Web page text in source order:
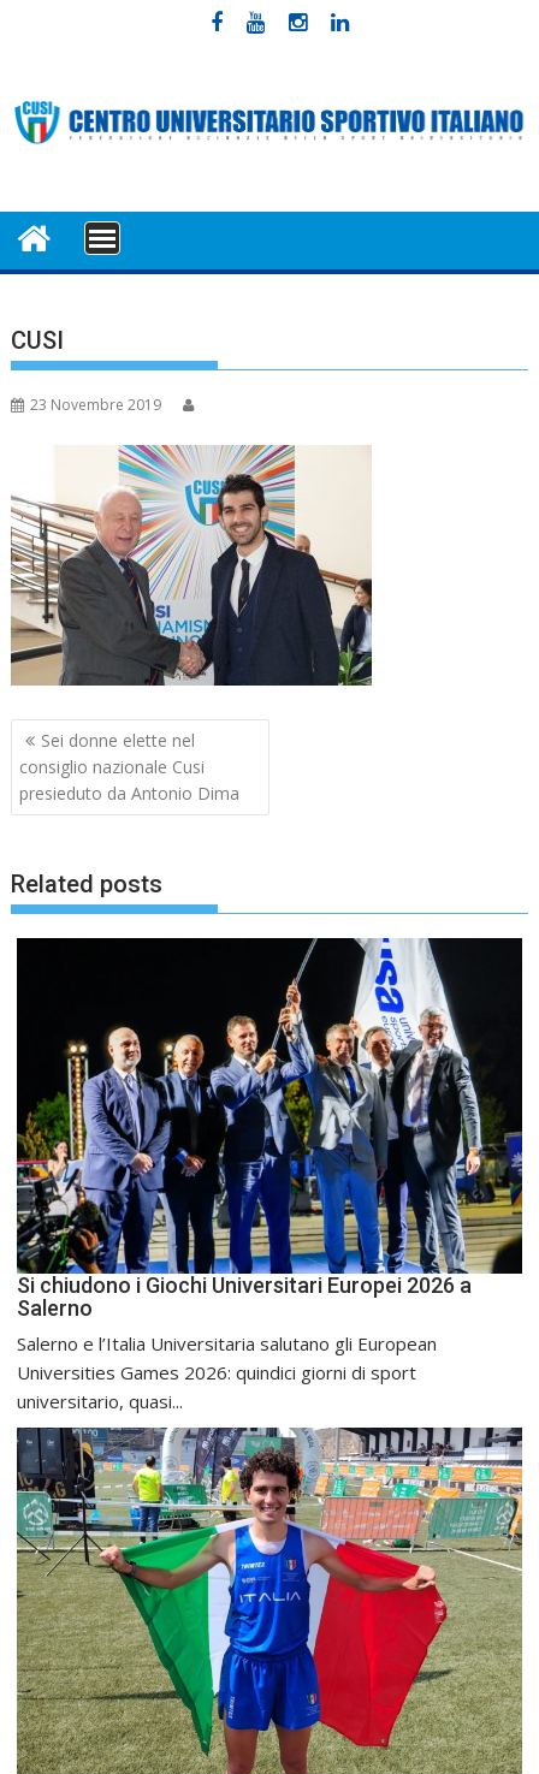
MENU
CUSI
23 Novembre 2019
Navigazione
articoli
Sei donne elette nel
consiglio nazionale Cusi
presieduto da Antonio Dima
Related posts
Si chiudono i Giochi Universitari Europei 2026 a
Salerno
Salerno e l’Italia Universitaria salutano gli European
Universities Games 2026: quindici giorni di sport
universitario, quasi...